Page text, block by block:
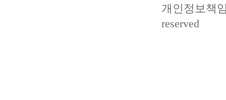
개인정보책
reserved